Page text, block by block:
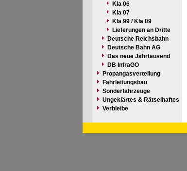
Kla 06
Kla 07
Kla 99 / Kla 09
Lieferungen an Dritte
Deutsche Reichsbahn
Deutsche Bahn AG
Das neue Jahrtausend
DB InfraGO
Propangasverteilung
Fahrleitungsbau
Sonderfahrzeuge
Ungeklärtes & Rätselhaftes
Verbleibe